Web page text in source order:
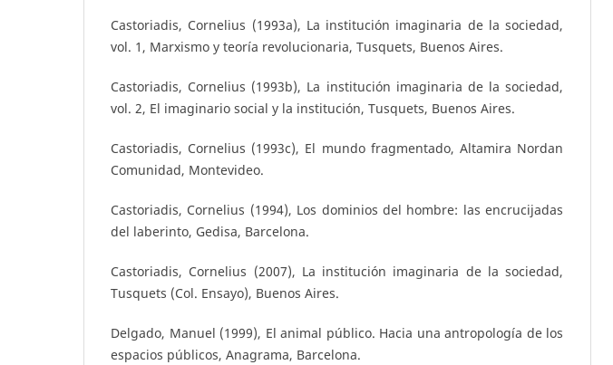
Castoriadis, Cornelius (1993a), La institución imaginaria de la sociedad,
vol. 1, Marxismo y teoría revolucionaria, Tusquets, Buenos Aires.
Castoriadis, Cornelius (1993b), La institución imaginaria de la sociedad,
vol. 2, El imaginario social y la institución, Tusquets, Buenos Aires.
Castoriadis, Cornelius (1993c), El mundo fragmentado, Altamira Nordan
Comunidad, Montevideo.
Castoriadis, Cornelius (1994), Los dominios del hombre: las encrucijadas
del laberinto, Gedisa, Barcelona.
Castoriadis, Cornelius (2007), La institución imaginaria de la sociedad,
Tusquets (Col. Ensayo), Buenos Aires.
Delgado, Manuel (1999), El animal público. Hacia una antropología de los
espacios públicos, Anagrama, Barcelona.